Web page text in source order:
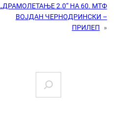
„ДРАМОЛЕТАЊЕ 2.0“ НА 60. МТФ
ВОЈДАН ЧЕРНОДРИНСКИ –
ПРИЛЕП
»